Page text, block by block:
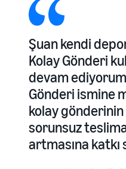
Şuan kendi
Kolay Gönderi
devam
Gönderi ismine
kolay gönderinin
sorunsuz
artmasına katkı